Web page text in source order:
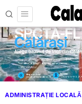
ADMINISTRAȚIE LOCALĂ